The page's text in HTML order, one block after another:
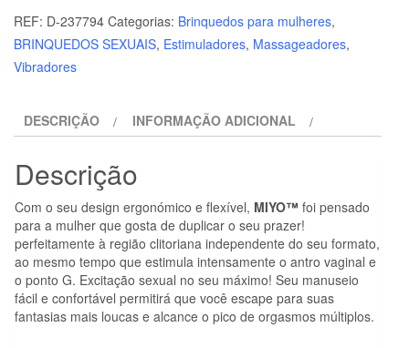
SHUNGA
-
MASSAJADOR
ROSA
REF: D-237794 Categorias: Brinquedos para mulheres,
BRINQUEDOS SEXUAIS, Estimuladores, Massageadores,
Vibradores
DESCRIÇÃO INFORMAÇÃO ADICIONAL
Descrição
Com o seu design ergonómico e flexível, MIYO™ foi pensado
para a mulher que gosta de duplicar o seu prazer!
perfeitamente à região clitoriana independente do seu formato,
ao mesmo tempo que estimula intensamente o antro vaginal e
o ponto G. Excitação sexual no seu máximo! Seu manuseio
fácil e confortável permitirá que você escape para suas
fantasias mais loucas e alcance o pico de orgasmos múltiplos.